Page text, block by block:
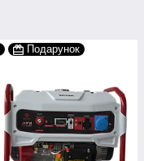
Подарунок